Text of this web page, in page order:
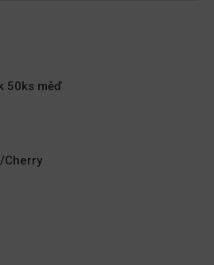
50ks měď
Cherry